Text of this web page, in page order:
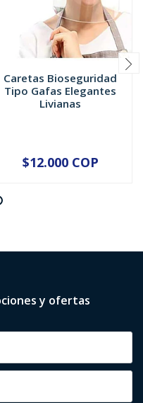
Caretas Bioseguridad
Tipo Gafas Elegantes
Livianas
$12.000 COP
y ofertas